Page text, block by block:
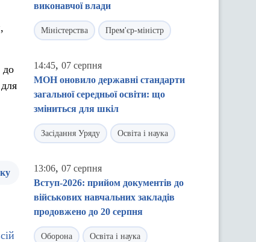
до
виконавчої влади
Міністерства Прем'єр-міністр
14:45, 07 серпня
МОН оновило державні стандарти
загальної середньої освіти: що
зміниться для шкіл
Засідання Уряду Освіта і наука
13:06, 07 серпня
Вступ-2026: прийом документів до
військових навчальних закладів
продовжено до 20 серпня
Оборона Освіта і наука